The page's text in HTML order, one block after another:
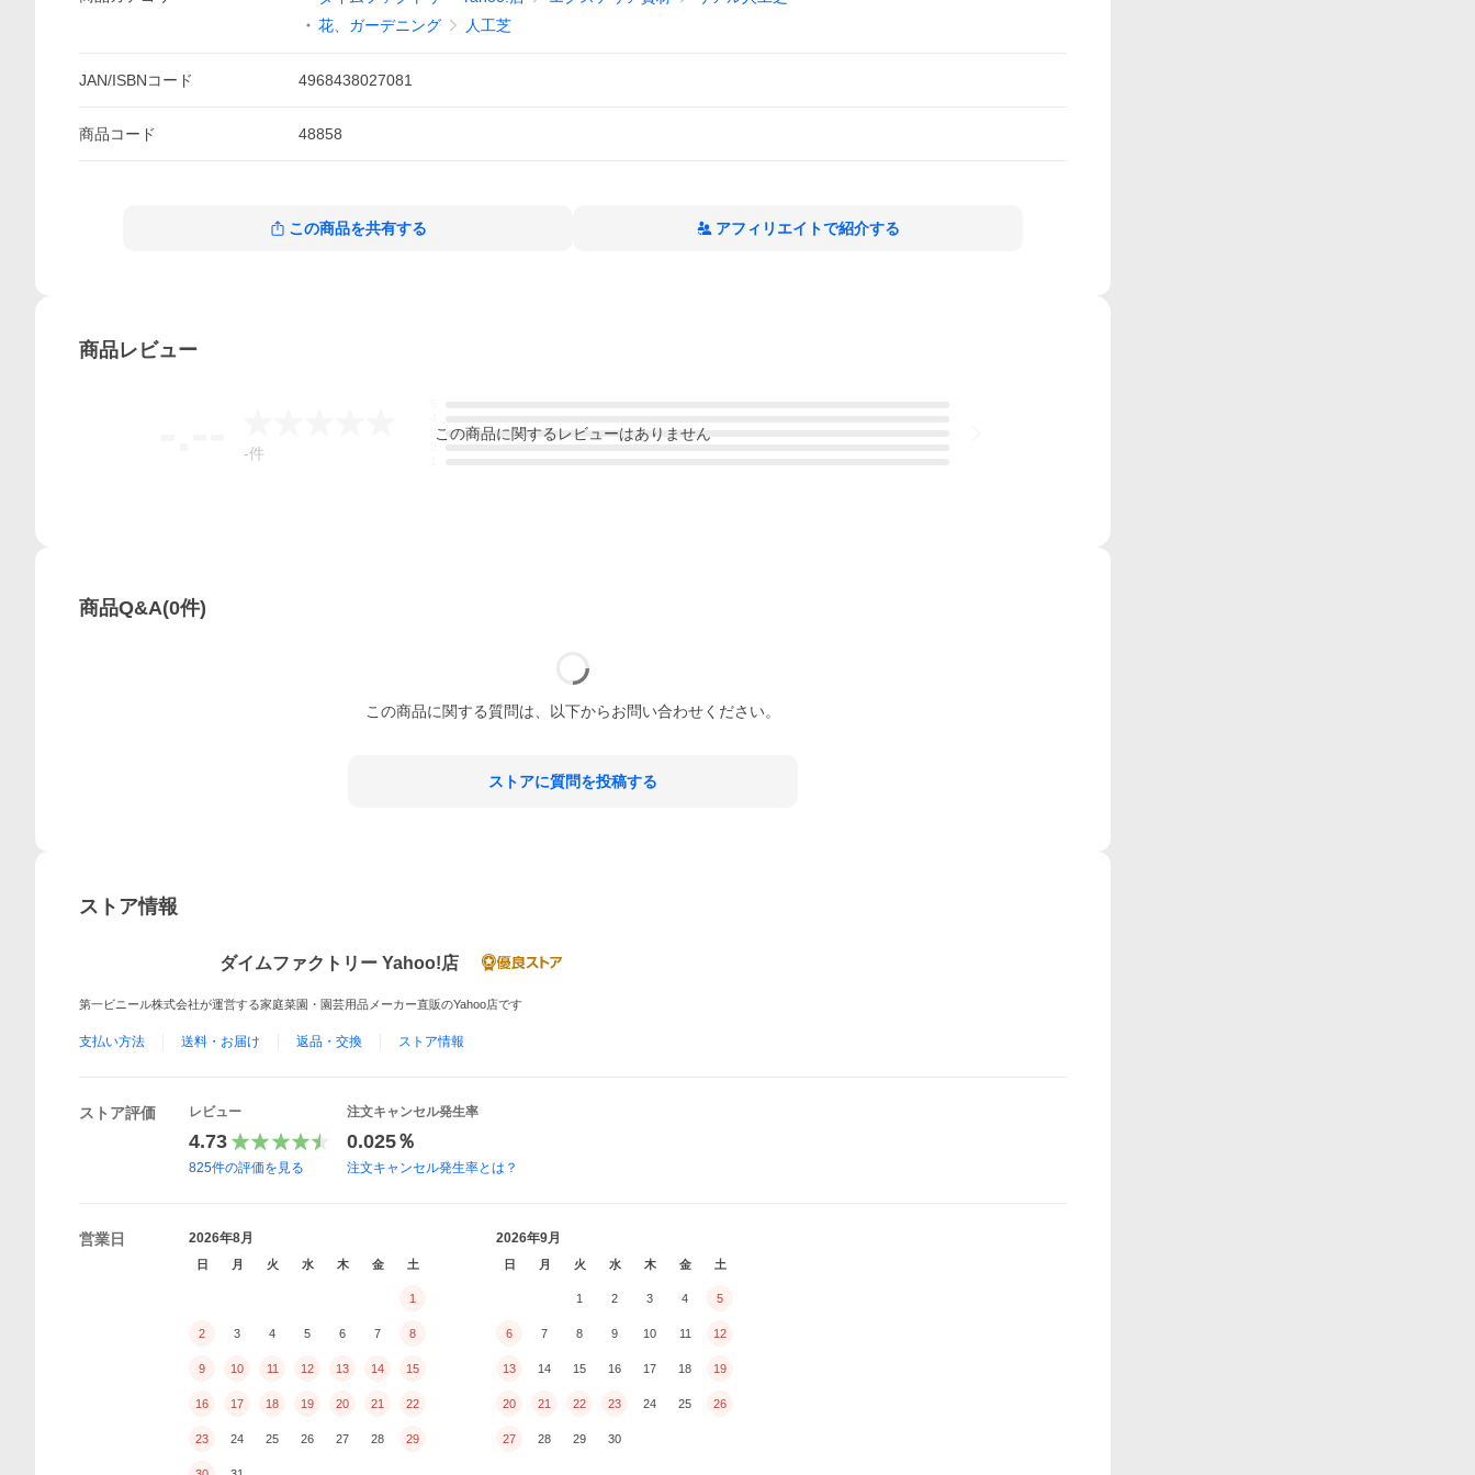
花、ガーデニング
人工芝
JAN/ISBNコード 4968438027081
商品コード 48858
この商品を共有する アフィリエイトで紹介する
商品レビュー
-件
この商品に関するレビューはありません
商品Q&A(0件)
この商品に関する質問は、以下からお問い合わせください。
ストアに質問を投稿する
ストア情報
ダイムファクトリー Yahoo!店
第一ビニール株式会社が運営する家庭菜園・園芸用品メーカー直販のYahoo店です
支払い方法 送料・お届け 返品・交換 ストア情報
ストア評価 レビュー
4.73
825件の評価を見る
注文キャンセル発生率
0.025％
注文キャンセル発生率とは？
営業日 2026年8月
日 月 火 水 木 金 土
1
2 3 4 5 6 7 8
9 10 11 12 13 14 15
16 17 18 19 20 21 22
23 24 25 26 27 28 29
2026年9月
日 月 火 水 木 金 土
1 2 3 4 5
6 7 8 9 10 11 12
13 14 15 16 17 18 19
20 21 22 23 24 25 26
27 28 29 30